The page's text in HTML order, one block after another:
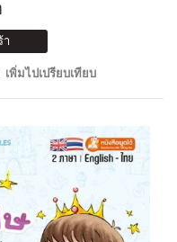
เพิ่มไปเปรียบเทียบ